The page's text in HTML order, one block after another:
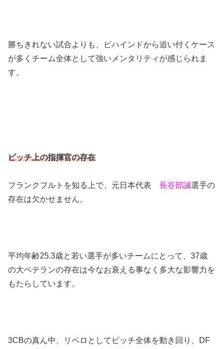
勝ちきれない試合よりも、ビハインドから追い付くケース
が多くチーム全体として強いメンタリティが感じられま
す。
ピッチ上の指揮官の存在
フランクフルトを知る上で、元日本代表 長谷部誠選手の
存在は欠かせません。
平均年齢25.3歳と若い選手が多いチームにとって、37歳
の大ベテランの存在は今なお衰える事なく多大な影響力を
もたらしています。
3CBの真ん中、リベロとしてピッチ全体を動き回り、DF